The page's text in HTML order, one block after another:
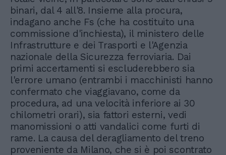
binari, dal 4 all'8. Insieme alla procura,
indagano anche Fs (che ha costituito una
commissione d'inchiesta), il ministero delle
Infrastrutture e dei Trasporti e l'Agenzia
nazionale della Sicurezza ferroviaria. Dai
primi accertamenti si escluderebbero sia
l'errore umano (entrambi i macchinisti hanno
confermato che viaggiavano, come da
procedura, ad una velocità inferiore ai 30
chilometri orari), sia fattori esterni, vedi
manomissioni o atti vandalici come furti di
rame. La causa del deragliamento del treno
proveniente da Milano, che si è poi scontrato